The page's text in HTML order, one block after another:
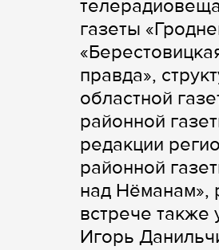
газеты
правда»,
областной
районной
редакции
районной
над Нёманам»,
встрече также
Игорь